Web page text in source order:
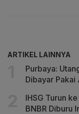
ARTIKEL LAINNYA
Purbaya:
Dibayar Pakai
IHSG Turun
BNBR Diburu